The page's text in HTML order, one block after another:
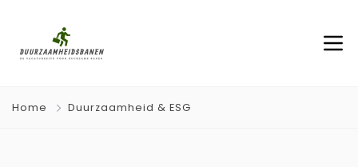
Home Duurzaamheid & ESG